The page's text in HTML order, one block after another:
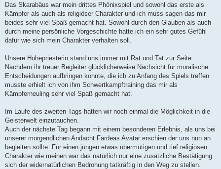
Das Skarabäus war mein drittes Phönixspiel und sowohl das erste als
Kämpfer als auch als religiöser Charakter und ich muss sagen das mir
beides sehr viel Spaß gemacht hat. Sowohl durch den Glauben als auch
durch meine persönliche Vorgeschichte hatte ich ein sehr gutes Gefühl
dafür wie sich mein Charakter verhalten soll.
Unsere Hohepriesterin stand uns immer mit Rat und Tat zur Seite.
Nachdem ihr treuer Begleiter glücklicherweise Nachsicht für moralische
Entscheidungen aufbringen konnte, die ich zu Anfang des Spiels treffen
musste erhielt ich von ihm Schwertkampftraining das mir als
Kämpferneuling sehr viel Spaß gemacht hat.
Im Laufe des zweiten Tags hatten wir noch einmal die Möglichkeit in die
Geisterwelt einzutauchen.
Auch der nächste Tag begann mit einem besonderen Erlebnis, als uns bei
unserer morgendlichen Andacht Fardeas Avatar erschien der uns nun an
begleiten sollte. Für einen jungen etwas übermütigen und tief religiösen
Charakter wie meinen war das natürlich nur eine zusätzliche Bestätigung
sich der widernatürlichen Bedrohung tatkräftig in den Weg zu stellen.